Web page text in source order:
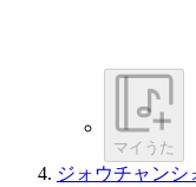
マイうた
ジォウチャンシ